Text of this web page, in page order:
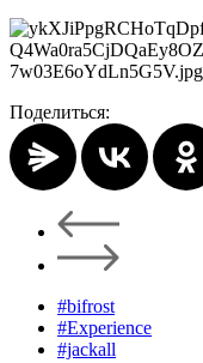
Поделиться:
#bifrost
#Experience
#jackall